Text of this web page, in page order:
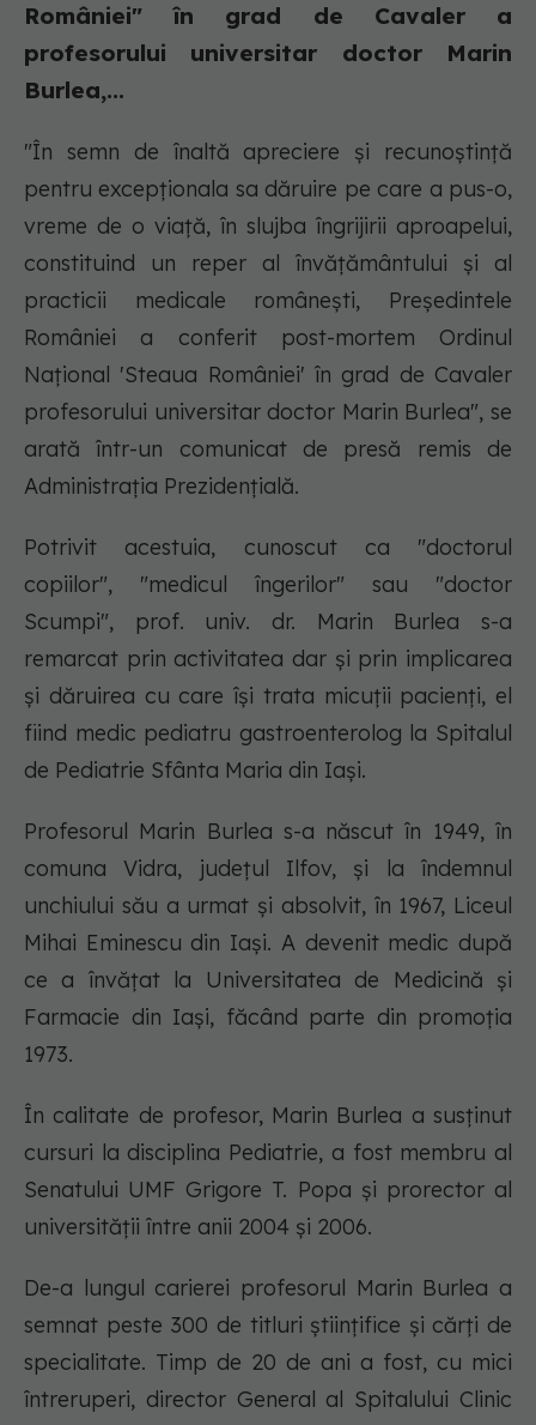
României" în grad de Cavaler a
profesorului universitar doctor Marin
Burlea,...
"În semn de înaltă apreciere şi recunoştinţă
pentru excepţionala sa dăruire pe care a pus-o,
vreme de o viaţă, în slujba îngrijirii aproapelui,
constituind un reper al învăţământului şi al
practicii medicale româneşti, Preşedintele
României a conferit post-mortem Ordinul
Naţional 'Steaua României' în grad de Cavaler
profesorului universitar doctor Marin Burlea", se
arată într-un comunicat de presă remis de
Administraţia Prezidenţială.
Potrivit acestuia, cunoscut ca "doctorul
copiilor", "medicul îngerilor" sau "doctor
Scumpi", prof. univ. dr. Marin Burlea s-a
remarcat prin activitatea dar şi prin implicarea
şi dăruirea cu care îşi trata micuţii pacienţi, el
fiind medic pediatru gastroenterolog la Spitalul
de Pediatrie Sfânta Maria din Iaşi.
Profesorul Marin Burlea s-a născut în 1949, în
comuna Vidra, judeţul Ilfov, şi la îndemnul
unchiului său a urmat şi absolvit, în 1967, Liceul
Mihai Eminescu din Iaşi. A devenit medic după
ce a învăţat la Universitatea de Medicină şi
Farmacie din Iaşi, făcând parte din promoţia
1973.
În calitate de profesor, Marin Burlea a susţinut
cursuri la disciplina Pediatrie, a fost membru al
Senatului UMF Grigore T. Popa şi prorector al
universităţii între anii 2004 şi 2006.
De-a lungul carierei profesorul Marin Burlea a
semnat peste 300 de titluri ştiinţifice şi cărţi de
specialitate. Timp de 20 de ani a fost, cu mici
întreruperi, director General al Spitalului Clinic